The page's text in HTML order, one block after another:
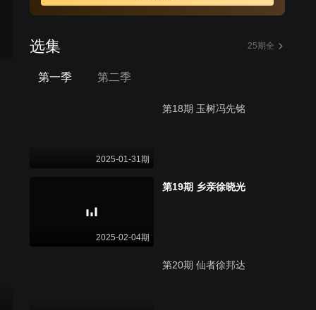
选集 25期全
第一季 第二季
2025-01-31期
第18期 玉树冯先铭
2025-02-04期
第19期 乡亲徐晓光
第20期 仙者徐邦达